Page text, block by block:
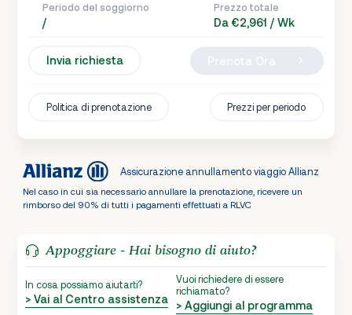
Periodo del soggiorno
/
Prezzo totale
Da €2,961 / Wk
Invia richiesta
Politica di prenotazione Prezzi per periodo
Assicurazione annullamento viaggio Allianz
Nel caso in cui sia necessario annullare la prenotazione, ricevere un
rimborso del 90% di tutti i pagamenti effettuati a RLVC
Appoggiare - Hai bisogno di aiuto?
In cosa possiamo aiutarti?
> Vai al Centro assistenza
Vuoi richiedere di essere
richiamato?
> Aggiungi al programma